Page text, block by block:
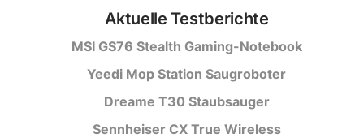
Aktuelle Testberichte
MSI GS76 Stealth Gaming-Notebook
Yeedi Mop Station Saugroboter
Dreame T30 Staubsauger
Sennheiser CX True Wireless